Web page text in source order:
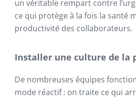
un véritable rempart contre
ce qui protège à la fois la santé
productivité des collaborateurs.
Installer une culture de la
De nombreuses équipes
mode réactif : on traite ce qui